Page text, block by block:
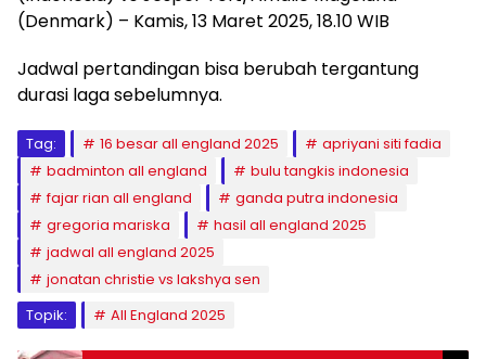
(Denmark) – Kamis, 13 Maret 2025, 18.10 WIB
Jadwal pertandingan bisa berubah tergantung
durasi laga sebelumnya.
Tag: 16 besar all england 2025
apriyani siti fadia
badminton all england
bulu tangkis indonesia
fajar rian all england
ganda putra indonesia
gregoria mariska
hasil all england 2025
jadwal all england 2025
jonatan christie vs lakshya sen
Topik:
All England 2025